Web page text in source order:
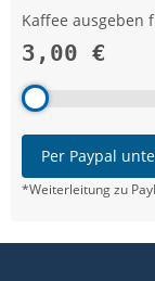
Kaffee ausgeben
3,00 €
Per Paypal
*Weiterleitung zu